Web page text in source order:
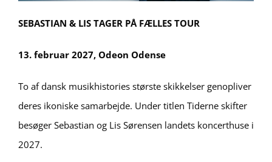
SEBASTIAN & LIS TAGER PÅ FÆLLES TOUR
13. februar 2027, Odeon Odense
To af dansk musikhistories største skikkelser genopliver
deres ikoniske samarbejde. Under titlen Tiderne skifter
besøger Sebastian og Lis Sørensen landets koncerthuse i
2027.